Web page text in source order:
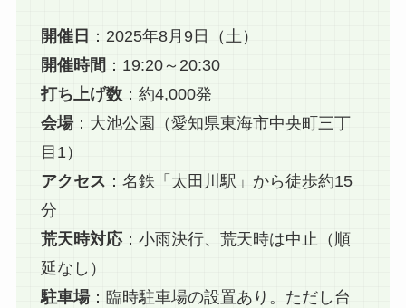
開催日 ：2025年8月9日（土）
開催時間 ：19:20～20:30
打ち上げ数：約4,000発
会場：大池公園（愛知県東海市中央町三丁
目1）
アクセス ：名鉄「太田川駅」から徒歩約15
分
荒天時対応：小雨決行、荒天時は中止（順
延なし）
駐車場：臨時駐車場の設置あり。ただし台